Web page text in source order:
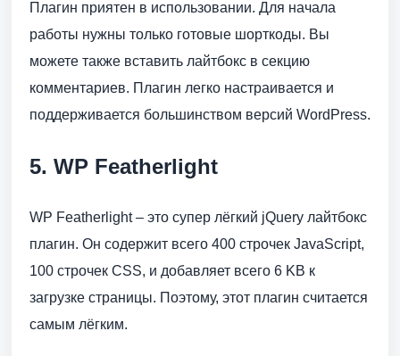
Плагин приятен в использовании. Для начала
работы нужны только готовые шорткоды. Вы
можете также вставить лайтбокс в секцию
комментариев. Плагин легко настраивается и
поддерживается большинством версий WordPress.
5. WP Featherlight
WP Featherlight – это супер лёгкий jQuery лайтбокс
плагин. Он содержит всего 400 строчек JavaScript,
100 строчек CSS, и добавляет всего 6 KB к
загрузке страницы. Поэтому, этот плагин считается
самым лёгким.